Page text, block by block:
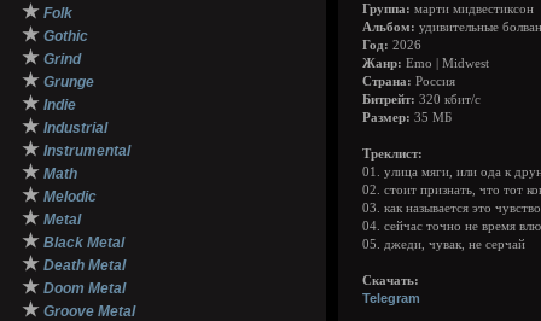
★ Folk
★ Gothic
★ Grind
★ Grunge
★ Indie
★ Industrial
★ Instrumental
★ Math
★ Melodic
★ Metal
★ Black Metal
★ Death Metal
★ Doom Metal
★ Groove Metal
Группа: марти мидвестиксон
Альбом: удивительные
Год: 2026
Жанр: Emo | Midwest
Страна: Россия
Битрейт: 320 кбит/с
Размер: 35 МБ
Треклист:
01. улица мяги, или ода к
02. стоит признать, что тот
03. как называется это чувство
04. сейчас точно не время
05. джеди, чувак, не серчай
Скачать:
Telegram